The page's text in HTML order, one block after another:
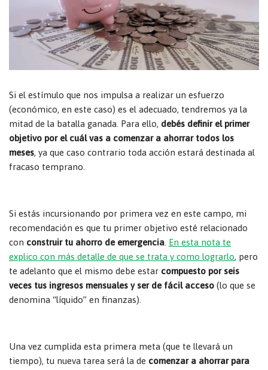
Si el estímulo que nos impulsa a realizar un esfuerzo
(económico, en este caso) es el adecuado, tendremos ya la
mitad de la batalla ganada. Para ello, debés definir el primer
objetivo por el cuál vas a comenzar a ahorrar todos los
meses, ya que caso contrario toda acción estará destinada al
fracaso temprano.
Si estás incursionando por primera vez en este campo, mi
recomendación es que tu primer objetivo esté relacionado
con construir tu ahorro de emergencia En esta nota te
explico con más detalle de que se trata y como lograrlo, pero
te adelanto que el mismo debe estar compuesto por seis
veces tus ingresos mensuales y ser de fácil acceso (lo que se
denomina “líquido” en finanzas).
Una vez cumplida esta primera meta (que te llevará un
tiempo), tu nueva tarea será la de comenzar a ahorrar para